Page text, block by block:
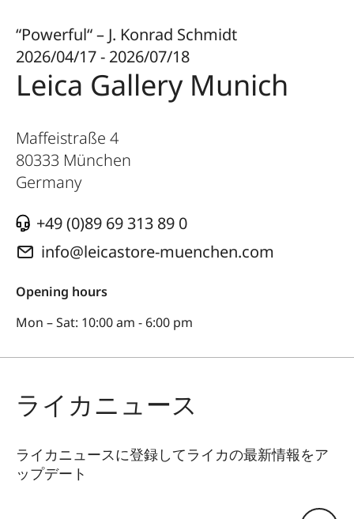
“Powerful“ – J. Konrad Schmidt
2026/04/17 - 2026/07/18
Leica Gallery Munich
Maffeistraße 4
80333 München
Germany
+49 (0)89 69 313 89 0
info@leicastore-muenchen.com
Opening hours
Mon – Sat: 10:00 am - 6:00 pm
ライカニュース
ライカニュースに登録してライカの最新情報をア
ップデート